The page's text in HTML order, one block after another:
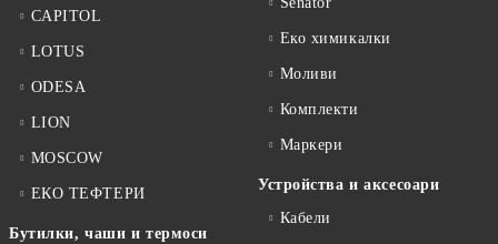
CAPITOL
LOTUS
ODESA
LION
MOSCOW
ЕКО ТЕФТЕРИ
Бутилки, чаши и термоси
Еко химикалки
Моливи
Комплекти
Маркери
Устройства и аксесоари
Кабели